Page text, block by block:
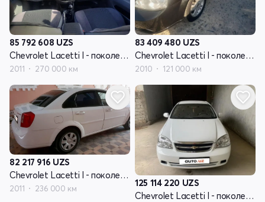
85 792 608 UZS
Chevrolet Lacetti I - поколение
2011 270 000 км
83 409 480 UZS
Chevrolet Lacetti I - поколение
2010 121 000 км
82 217 916 UZS
Chevrolet Lacetti I - поколение
2011 236 000 км
125 114 220 UZS
Chevrolet Lacetti I - поколение